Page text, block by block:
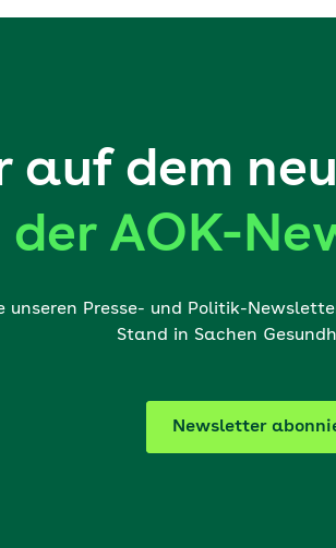
auf dem
der AOK-
unseren Presse- und Politik-
Stand in Sachen
Newsletter